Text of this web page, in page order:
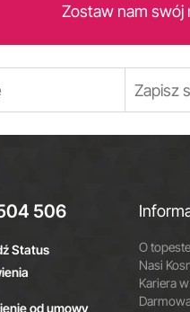
Zostaw nam swój
506
Status
od umowy
O
Nasi
Kariera